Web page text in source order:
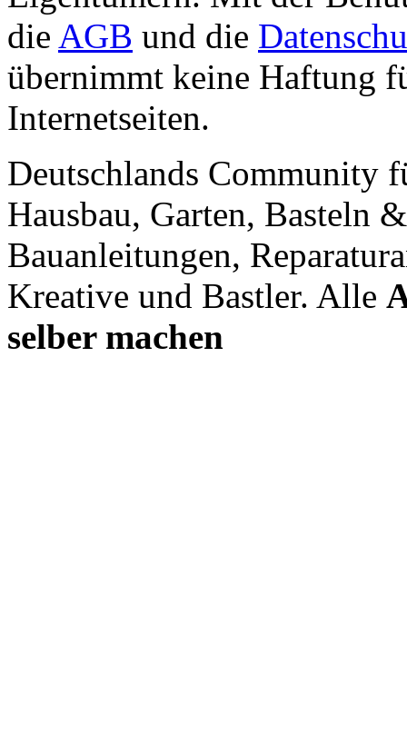
die AGB und die
übernimmt keine Haftung
Internetseiten.
Deutschlands Community
Hausbau, Garten, Basteln
Bauanleitungen,
Kreative und Bastler. Alle
selber machen